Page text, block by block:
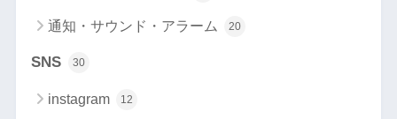
通知・サウンド・アラーム 20
SNS 30
instagram 12